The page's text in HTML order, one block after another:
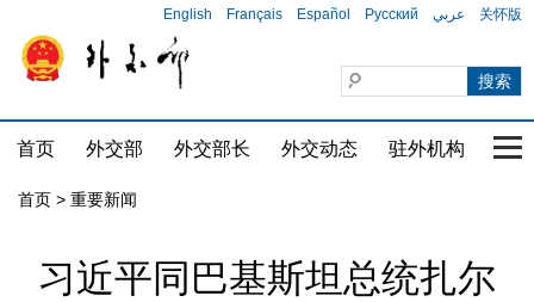
English Français Español Русский عربي 关怀版
首页 外交部 外交部长 外交动态 驻外机构 国
首页 > 重要新闻
习近平同巴基斯坦总统扎尔